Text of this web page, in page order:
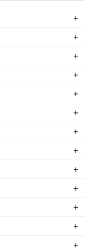
+
+
+
+
+
+
+
+
+
+
+
+
+